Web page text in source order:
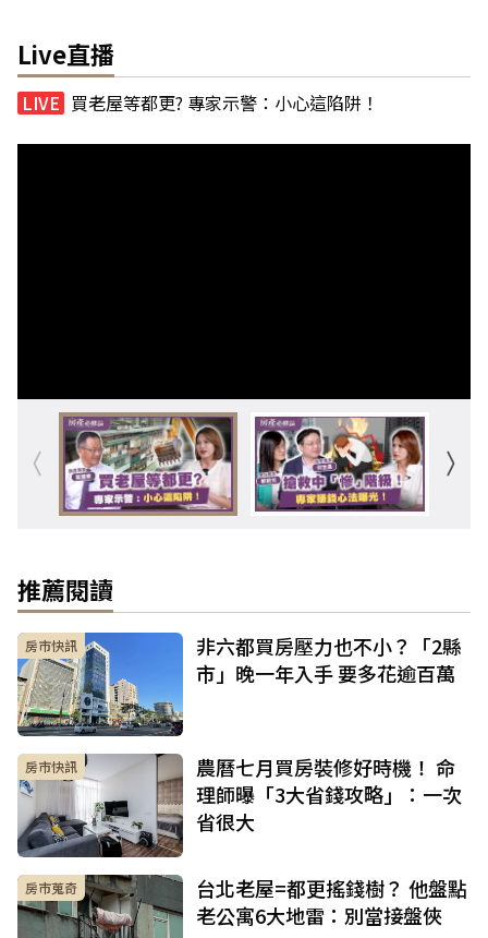
Live直播
買老屋等都更? 專家示警：小心這陷阱！
推薦閱讀
房市快訊
非六都買房壓力也不小？「2縣
市」晚一年入手 要多花逾百萬
房市快訊
農曆七月買房裝修好時機！ 命
理師曝「3大省錢攻略」：一次
省很大
房市蒐奇
台北老屋=都更搖錢樹？ 他盤點
老公寓6大地雷：別當接盤俠